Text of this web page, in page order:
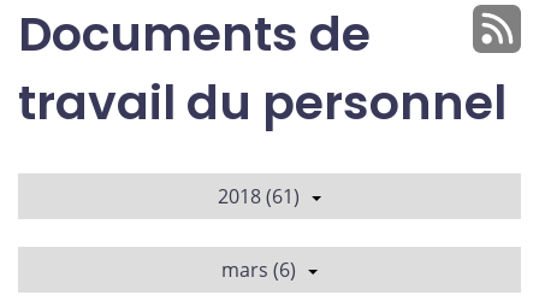
Documents de
travail du personnel
2018 (61)
mars (6)